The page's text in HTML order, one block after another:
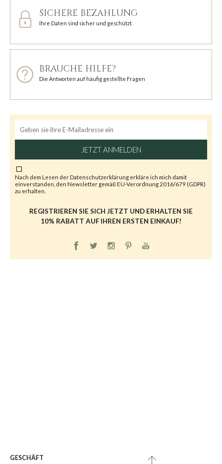
SICHERE BEZAHLUNG
Ihre Daten sind sicher und geschützt
BRAUCHE HILFE?
Die Antworten auf häufig gestellte Fragen
JETZT ANMELDEN
Nach dem Lesen derDatenschutzerklärung erkläre ich mich damit
einverstanden, den Newsletter gemäß EU-Verordnung 2016/679 (GDPR)
zu erhalten.
REGISTRIEREN SIE SICH JETZT UND ERHALTEN SIE
10% RABATT AUF IHREN ERSTEN EINKAUF!
GESCHÄFT